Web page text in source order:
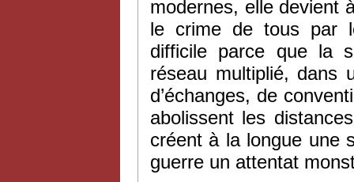
modernes, elle devient
le crime de tous par
difficile parce que la
réseau multiplié, dans
d’échanges, de
abolissent les
créent à la longue une
guerre un attentat